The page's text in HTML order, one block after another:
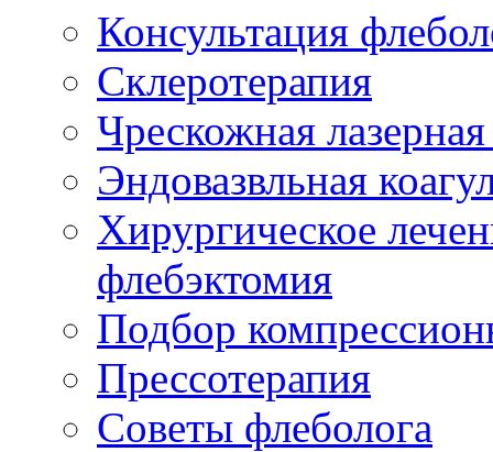
Консультация
Склеротерапия
Чрескожная
Эндовазвльная
Хирургическое
флебэктомия
Подбор
Прессотерапия
Советы флеболога